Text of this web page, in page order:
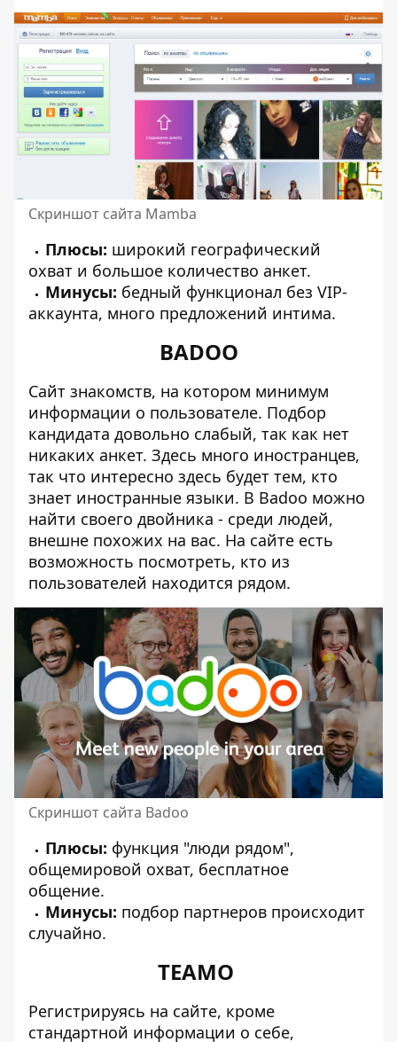
Скриншот сайта Mamba
Плюсы: широкий географический
охват и большое количество анкет.
Минусы: бедный функционал без VIP-
аккаунта, много предложений интима.
BADOO
Сайт знакомств, на котором минимум
информации о пользователе. Подбор
кандидата довольно слабый, так как нет
никаких анкет. Здесь много иностранцев,
так что интересно здесь будет тем, кто
знает иностранные языки. В Badoo можно
найти своего двойника - среди людей,
внешне похожих на вас. На сайте есть
возможность посмотреть, кто из
пользователей находится рядом.
Скриншот сайта Badoo
Плюсы: функция "люди рядом",
общемировой охват, бесплатное
общение.
Минусы: подбор партнеров происходит
случайно.
TEAMO
Регистрируясь на сайте, кроме
стандартной информации о себе,